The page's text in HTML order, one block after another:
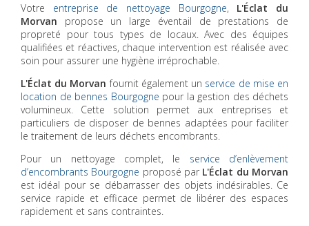
Votre entreprise de nettoyage Bourgogne, L'Éclat du
Morvan propose un large éventail de prestations de
propreté pour tous types de locaux. Avec des équipes
qualifiées et réactives, chaque intervention est réalisée avec
soin pour assurer une hygiène irréprochable.
L'Éclat du Morvan fournit également un service de mise en
location de bennes Bourgogne pour la gestion des déchets
volumineux. Cette solution permet aux entreprises et
particuliers de disposer de bennes adaptées pour faciliter
le traitement de leurs déchets encombrants.
Pour un nettoyage complet, le service d’enlèvement
d’encombrants Bourgogne proposé par L'Éclat du Morvan
est idéal pour se débarrasser des objets indésirables. Ce
service rapide et efficace permet de libérer des espaces
rapidement et sans contraintes.